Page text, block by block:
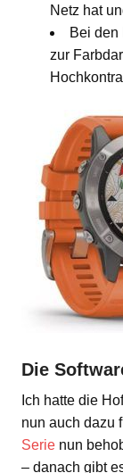
Netz hat
Bei den
zur
Die
Ich hatte die
nun auch dazu
Serie nun
– danach gibt